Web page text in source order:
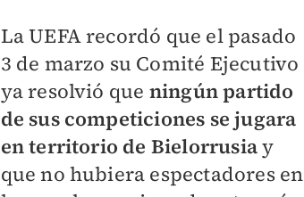
La UEFA recordó que el pasado
3 de marzo su Comité Ejecutivo
ya resolvió que ningún partido
de sus competiciones se jugara
en territorio de Bielorrusiay
que no hubiera espectadores en